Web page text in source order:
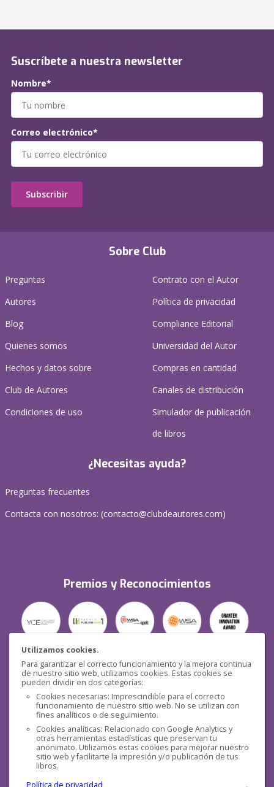
Utilizamos cookies.
Para garantizar el correcto funcionamiento y la mejora continua
de nuestro sitio web, utilizamos cookies. Estas cookies se
pueden dividir en dos categorías:
Cookies necesarias: Imprescindible para el correcto
funcionamiento de nuestro sitio web. No se utilizan con
fines analíticos o de seguimiento.
Cookies analíticas: Relacionado con Google Analytics y
otras herramientas estadísticas que preservan tu
anonimato. Utilizamos estas cookies para mejorar nuestro
sitio web y facilitarte la impresión y/o publicación de tus
libros.
Política de privacidad
.
Sobre Club
Preguntas
Autores
Blog
Quienes somos
Hechos y datos sobre
Club de Autores
Condiciones de uso
Contrato con el Autor
Política de privacidad
Compliance Editorial
Universidad del Autor
Compras en cantidad
Canales de distribución
Simulador de publicación
de libros
¿Necesitas ayuda?
Preguntas frecuentes
Contacta con nosotros: (contacto@clubdeautores.com)
Premios y Reconocimientos
Seguridad
Redes sociales
Suscríbete a nuestra newsletter
Nombre*
Correo electrónico*
Subscribir